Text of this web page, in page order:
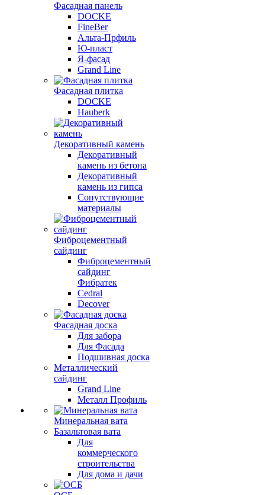
Фасадная панель
DOCKE
FineBer
Альта-Прфиль
Ю-пласт
Я-фасад
Grand Line
Фасадная плитка
DOCKE
Hauberk
Декоративный камень
Декоративный
камень из бетона
Декоративный
камень из гипса
Сопутствующие
материалы
Фиброцементный
сайдинг
Фиброцементный
сайдинг
Фибратек
Cedral
Decover
Фасадная доска
Для забора
Для Фасада
Подшивная доска
Металлический
сайдинг
Grand Line
Металл Профиль
Минеральная вата
Базальтовая вата
Для
коммерческого
строительства
Для дома и дачи